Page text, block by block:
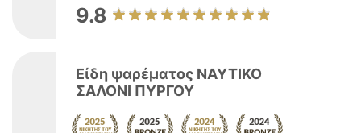
9.8
Είδη ψαρέματος ΝΑΥΤΙΚΟ
ΣΑΛΟΝΙ ΠΥΡΓΟΥ